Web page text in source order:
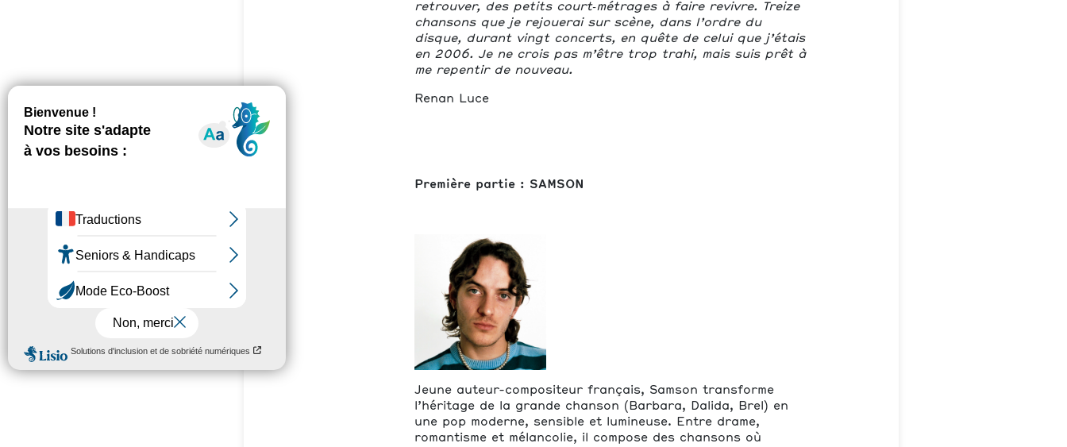
retrouver, des petits court‑métrages à faire revivre. Treize
chansons que je rejouerai sur scène, dans l’ordre du
disque, durant vingt concerts, en quête de celui que j’étais
en 2006. Je ne crois pas m’être trop trahi, mais suis prêt à
me repentir de nouveau.
Renan Luce
Première partie : SAMSON
Jeune auteur-compositeur français, Samson transforme
l’héritage de la grande chanson (Barbara, Dalida, Brel) en
une pop moderne, sensible et lumineuse. Entre drame,
romantisme et mélancolie, il compose des chansons où